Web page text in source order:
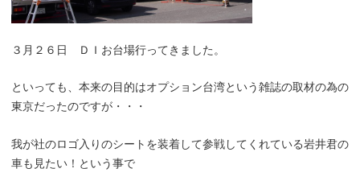
３月２６日 ＤＩお台場行ってきました。
といっても、本来の目的はオプション台湾という雑誌の取材の為の
東京だったのですが・・・
我が社のロゴ入りのシートを装着して参戦してくれている岩井君の
車も見たい！という事で